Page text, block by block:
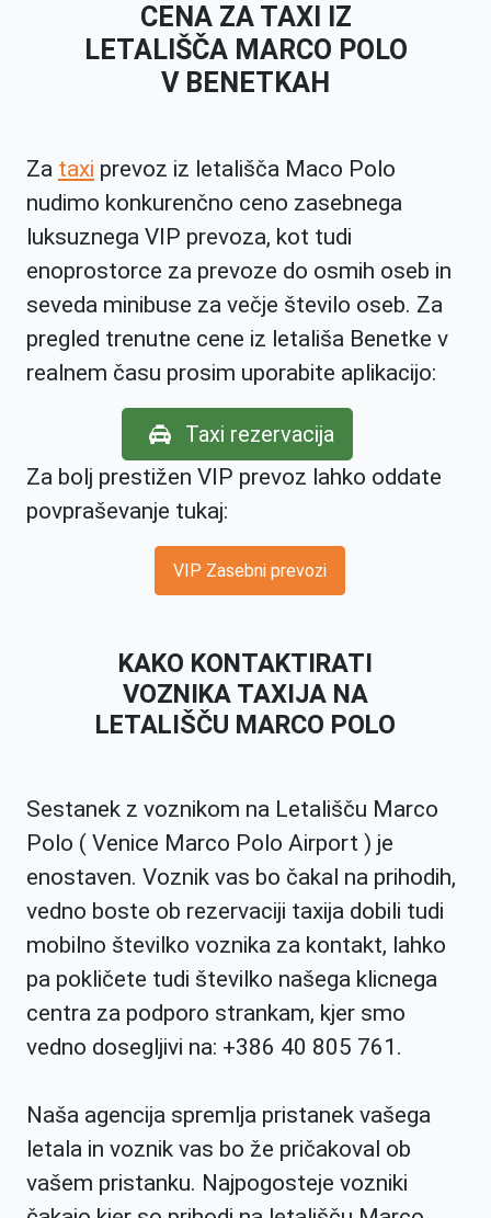
CENA ZA TAXI IZ
LETALIŠČA MARCO POLO
V BENETKAH
Za taxi prevoz iz letališča Maco Polo
nudimo konkurenčno ceno zasebnega
luksuznega VIP prevoza, kot tudi
enoprostorce za prevoze do osmih oseb in
seveda minibuse za večje število oseb. Za
pregled trenutne cene iz letališa Benetke v
realnem času prosim uporabite aplikacijo:
Taxi rezervacija
Za bolj prestižen VIP prevoz lahko oddate
povpraševanje tukaj:
VIP Zasebni prevozi
KAKO KONTAKTIRATI
VOZNIKA TAXIJA NA
LETALIŠČU MARCO POLO
Sestanek z voznikom na Letališču Marco
Polo ( Venice Marco Polo Airport ) je
enostaven. Voznik vas bo čakal na prihodih,
vedno boste ob rezervaciji taxija dobili tudi
mobilno številko voznika za kontakt, lahko
pa pokličete tudi številko našega klicnega
centra za podporo strankam, kjer smo
vedno dosegljivi na: +386 40 805 761.
Naša agencija spremlja pristanek vašega
letala in voznik vas bo že pričakoval ob
vašem pristanku. Najpogosteje vozniki